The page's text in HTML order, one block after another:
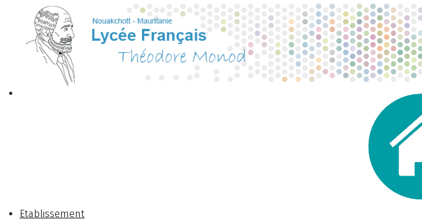
Etablissement